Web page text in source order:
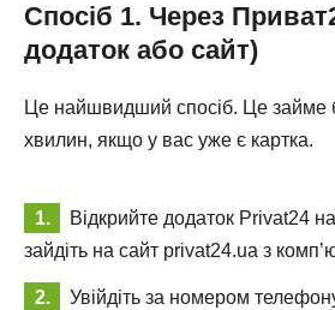
Спосіб 1. Через
додаток або сайт)
Це найшвидший спосіб. Це займе
хвилин, якщо у вас уже є картка.
Відкрийте додаток Privat24
зайдіть на сайт privat24.ua з
Увійдіть за номером